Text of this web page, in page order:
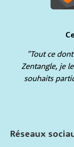
"Tout ce
Zentangle, je
souhaits
Réseaux